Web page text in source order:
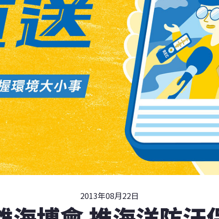
2013年08月22日